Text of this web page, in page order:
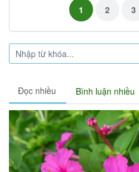
1 2 3
Đọc nhiều Bình luận nhiều